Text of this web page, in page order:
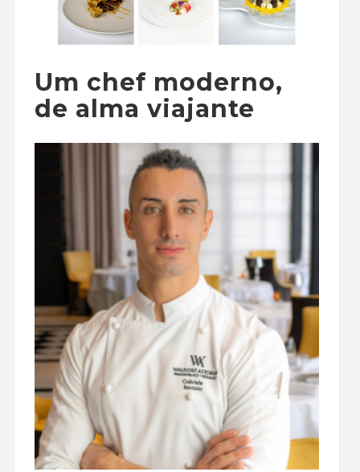
Um chef moderno,
de alma viajante